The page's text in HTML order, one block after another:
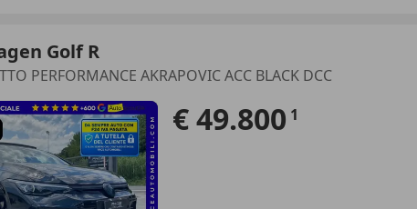
Golf R
PERFORMANCE AKRAPOVIC ACC BLACK DCC
€ 49.800 1